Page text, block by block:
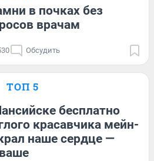
в почках без
врачам
Обсудить
ТОП 5
бесплатно
красавчика мейн-
наше сердце —